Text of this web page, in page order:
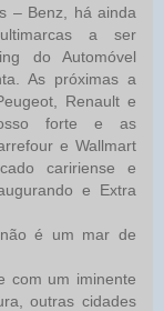
– Benz, há ainda
a ser
do Automóvel
As próximas a
Renault e
forte e as
e Wallmart
caririense e
e Extra
é um mar de
com um iminente
outras cidades